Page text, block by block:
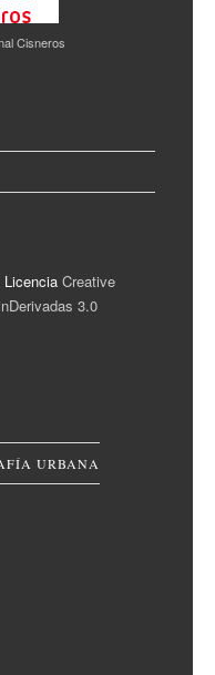
Cisneros
Licencia Creative
3.0
URBANA